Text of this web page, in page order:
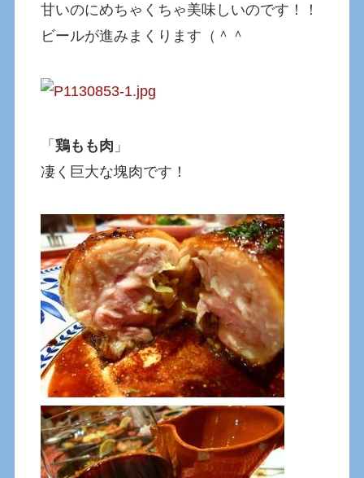
甘いのにめちゃくちゃ美味しいのです！！
ビールが進みまくります（＾＾
「鶏もも肉 」
凄く巨大な塊肉です！